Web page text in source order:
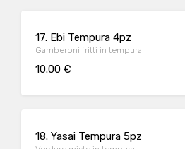
17. Ebi Tempura 4pz
Gamberoni fritti in tempura
10.00 €
18. Yasai Tempura 5pz